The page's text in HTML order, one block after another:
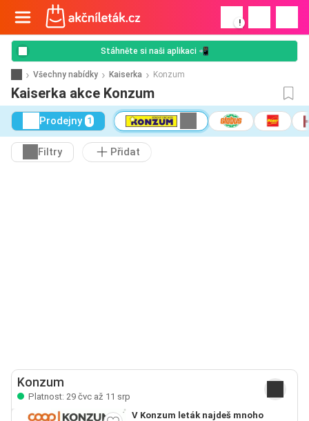
!
Stáhněte si naši aplikaci 📲
Všechny nabídky Kaiserka Konzum
Kaiserka akce Konzum
Prodejny 1
Filtry Přidat
Konzum
Platnost: 29 čvc až 11 srp
V Konzum leták najdeš mnoho